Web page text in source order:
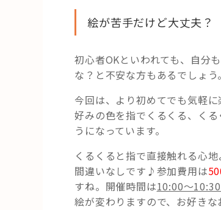
絵が苦手だけど大丈夫？
初心者OKといわれても、自分
な？と不安な方もあるでしょう
今回は、より初めてでも気軽
好みの色を指でくるくる、く
うになっています。
くるくると指で直接触れる心
間違いなしです♪参加費用は
すね。開催時間は10:00～
絵が変わりますので、お好き